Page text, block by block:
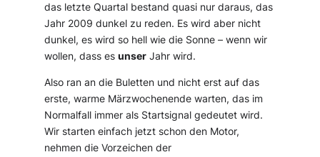
das letzte Quartal bestand quasi nur daraus, das
Jahr 2009 dunkel zu reden. Es wird aber nicht
dunkel, es wird so hell wie die Sonne – wenn wir
wollen, dass esunser Jahr wird.
Also ran an die Buletten und nicht erst auf das
erste, warme Märzwochenende warten, das im
Normalfall immer als Startsignal gedeutet wird.
Wir starten einfach jetzt schon den Motor,
nehmen die Vorzeichen der